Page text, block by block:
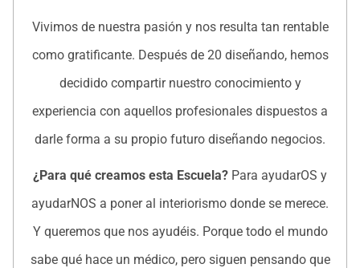
Vivimos de nuestra pasión y nos resulta tan rentable
como gratificante. Después de 20 diseñando, hemos
decidido compartir nuestro conocimiento y
experiencia con aquellos profesionales dispuestos a
darle forma a su propio futuro diseñando negocios.
¿Para qué creamos esta Escuela? Para ayudarOS y
ayudarNOS a poner al interiorismo donde se merece.
Y queremos que nos ayudéis. Porque todo el mundo
sabe qué hace un médico, pero siguen pensando que